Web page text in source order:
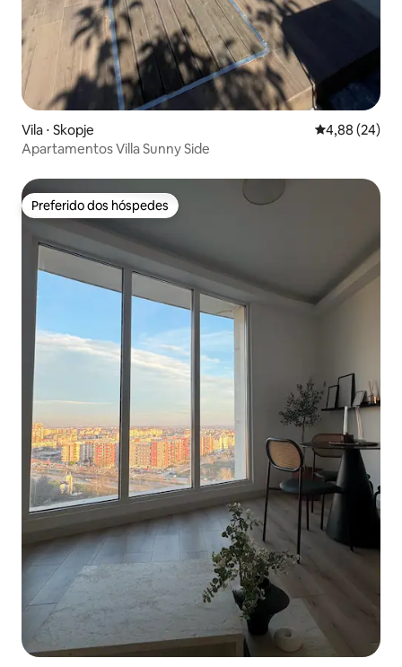
Vila ⋅ Skopje 4,88 de uma
4,88 (24)
Apartamentos Villa Sunny Side
Preferido dos hóspedes
Preferido dos hóspedes